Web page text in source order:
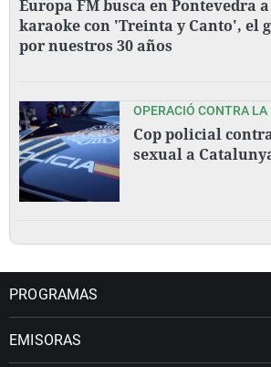
Europa FM busca en Pontevedra
karaoke con 'Treinta y Canto', el
por nuestros 30 años
OPERACIÓ CONTRA
Cop policial
sexual a
PROGRAMAS
EMISORAS